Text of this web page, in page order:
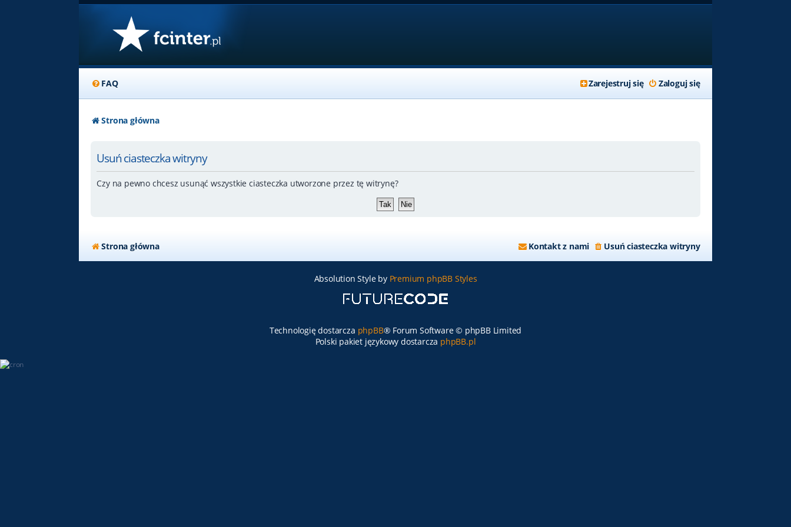
FAQ Zaloguj się
Zarejestruj się
Strona główna
Usuń ciasteczka witryny
Czy na pewno chcesz usunąć wszystkie ciasteczka utworzone przez tę witrynę?
Strona główna Usuń ciasteczka witryny
Kontakt z nami
Absolution Style by Premium phpBB Styles
Technologię dostarcza phpBB® Forum Software © phpBB Limited
Polski pakiet językowy dostarcza phpBB.pl